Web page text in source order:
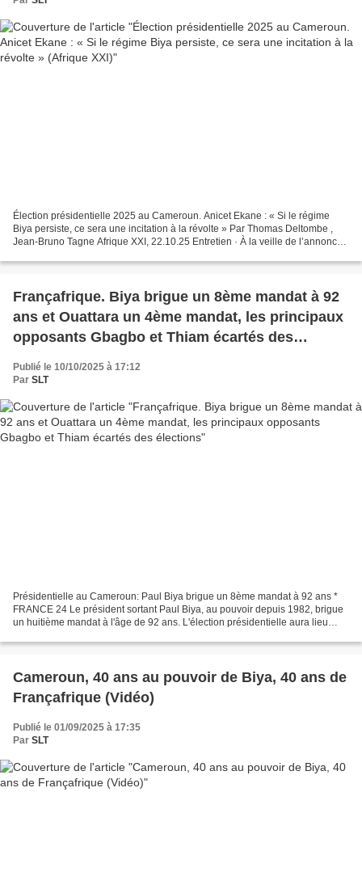
Élection présidentielle 2025 au Cameroun. Anicet Ekane : « Si le régime
Biya persiste, ce sera une incitation à la révolte » Par Thomas Deltombe ,
Jean-Bruno Tagne Afrique XXI, 22.10.25 Entretien · À la veille de l’annonce
Françafrique. Biya brigue un 8ème mandat à 92
ans et Ouattara un 4ème mandat, les principaux
opposants Gbagbo et Thiam écartés des
élections
Publié le 10/10/2025 à 17:12
Par SLT
Présidentielle au Cameroun: Paul Biya brigue un 8ème mandat à 92 ans *
FRANCE 24 Le président sortant Paul Biya, au pouvoir depuis 1982, brigue
un huitième mandat à l'âge de 92 ans. L'élection présidentielle aura lieu
Cameroun, 40 ans au pouvoir de Biya, 40 ans de
Françafrique (Vidéo)
Publié le 01/09/2025 à 17:35
Par SLT